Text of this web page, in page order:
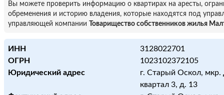
Вы можете проверить информацию о квартирах на аресты,
обременения и историю владения, которые находятся под
управляющей компании
Товарищество собственников жилья
ИНН
3128022701
ОГРН
1023102372105
Юридический адрес
г. Старый Оскол, мкр.
квартал 3, д. 13